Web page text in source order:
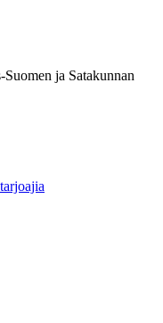
ja Satakunnan